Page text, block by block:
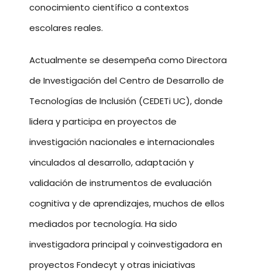
conocimiento científico a contextos
escolares reales.
Actualmente se desempeña como Directora
de Investigación del Centro de Desarrollo de
Tecnologías de Inclusión (CEDETi UC), donde
lidera y participa en proyectos de
investigación nacionales e internacionales
vinculados al desarrollo, adaptación y
validación de instrumentos de evaluación
cognitiva y de aprendizajes, muchos de ellos
mediados por tecnología. Ha sido
investigadora principal y coinvestigadora en
proyectos Fondecyt y otras iniciativas